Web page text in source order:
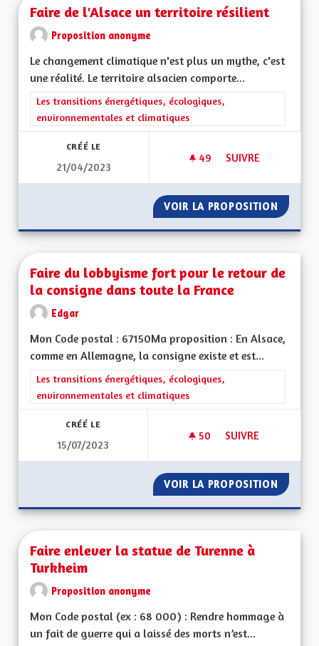
Faire de l'Alsace un territoire résilient
Proposition anonyme
Le changement climatique n'est plus un mythe, c'est
une réalité. Le territoire alsacien comporte...
Filtrer les résultats de la catégorie : Les transitions
Les transitions énergétiques, écologiques,
environnementales et climatiques
CRÉÉ LE
21/04/2023
49 49 ABONNÉS
SUIVRE
VOIR LA PROPOSITION FAIRE
Faire du lobbyisme fort pour le retour de
la consigne dans toute la France
Edgar
Mon Code postal : 67150Ma proposition : En Alsace,
comme en Allemagne, la consigne existe et est...
Filtrer les résultats de la catégorie : Les transitions
Les transitions énergétiques, écologiques,
environnementales et climatiques
CRÉÉ LE
15/07/2023
50 50 ABONNÉS
SUIVRE
VOIR LA PROPOSITION FAIRE
Faire enlever la statue de Turenne à
Turkheim
Proposition anonyme
Mon Code postal (ex : 68 000) : Rendre hommage à
un fait de guerre qui a laissé des morts n’est...